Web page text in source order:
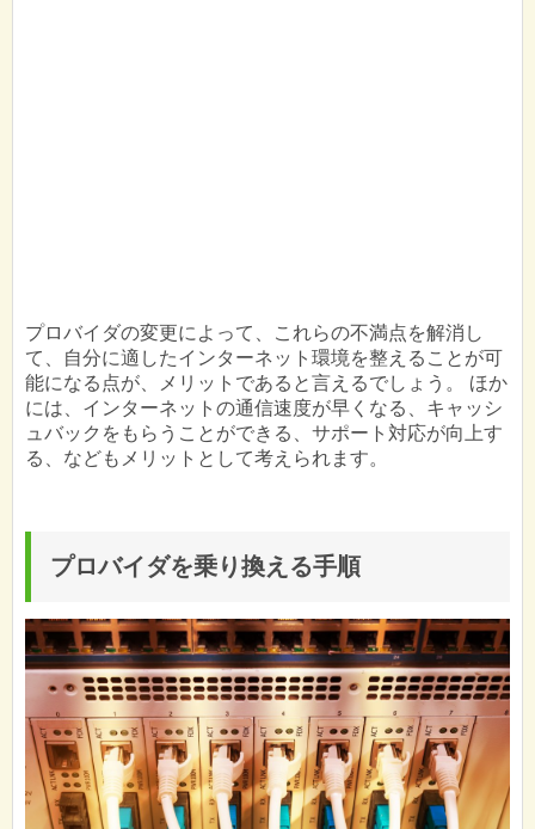
プロバイダの変更によって、これらの不満点を解消し
て、自分に適したインターネット環境を整えることが可
能になる点が、メリットであると言えるでしょう。 ほか
には、インターネットの通信速度が早くなる、キャッシ
ュバックをもらうことができる、サポート対応が向上す
る、などもメリットとして考えられます。
プロバイダを乗り換える手順